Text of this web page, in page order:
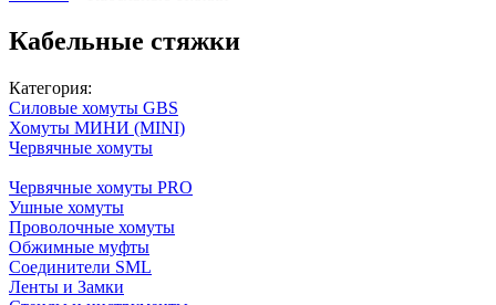
Кабельные стяжки
Категория:
Силовые хомуты GBS
Хомуты МИНИ (MINI)
Червячные хомуты
Червячные хомуты PRO
Ушные хомуты
Проволочные хомуты
Обжимные муфты
Соединители SML
Ленты и Замки